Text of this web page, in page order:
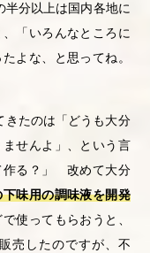
半分以上は国内各地に
「いろんなところに
よな、と思ってね。
きたのは「どうも大分
せんよ」、という言
作る？」 改めて大分
味用の調味液を開発
使ってもらおうと、
売したのですが、不